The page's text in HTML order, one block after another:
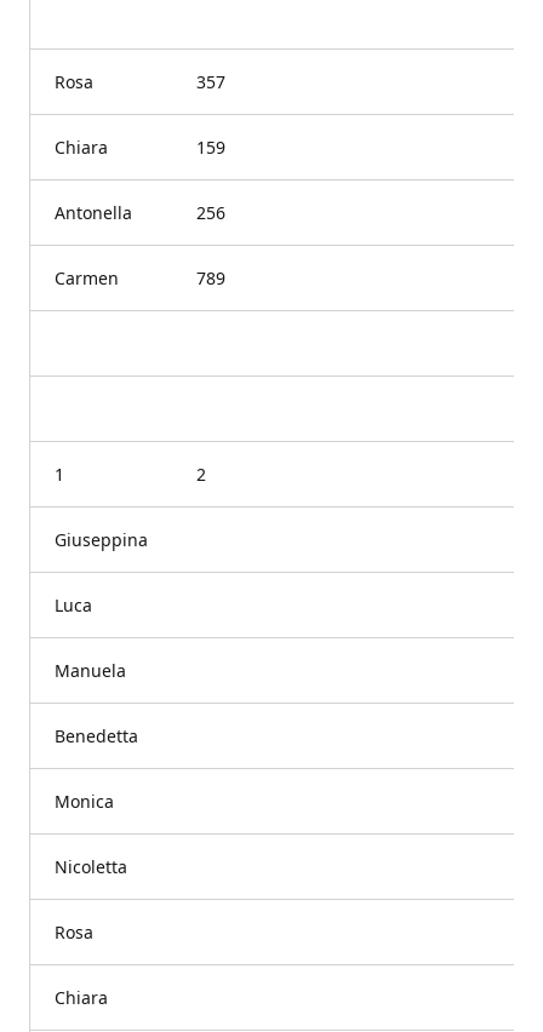
Rosa 357
Chiara 159
Antonella 256
Carmen 789
1 2
Giuseppina
Luca
Manuela
Benedetta
Monica
Nicoletta
Rosa
Chiara